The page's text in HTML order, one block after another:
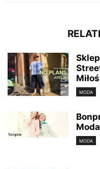
MODA
MODA